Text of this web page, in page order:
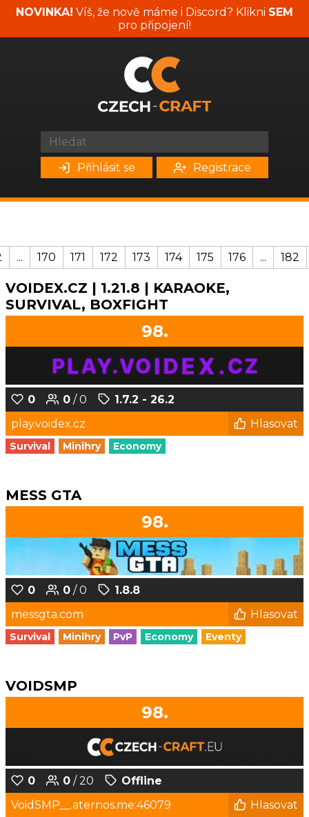
NOVINKA! Víš, že nově máme i Discord? Klikni SEM
pro připojení!
Přihlásit se Registrace
... 170 171 172 173 174 175 176 ... 182
VOIDEX.CZ | 1.21.8 | KARAOKE,
SURVIVAL, BOXFIGHT
98.
0 0 / 0
1.7.2 - 26.2
play.voidex.cz
Hlasovat
Survival Minihry Economy
MESS GTA
98.
0 0 / 0
1.8.8
messgta.com
Hlasovat
Survival Minihry PvP Economy Eventy
VOIDSMP
98.
0 0 / 20
Offline
VoidSMP__.aternos.me:46079
Hlasovat